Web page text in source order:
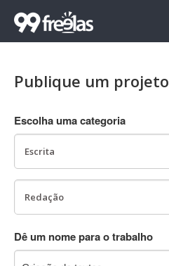
Publique um projeto
Escolha uma categoria
Dê um nome para o trabalho